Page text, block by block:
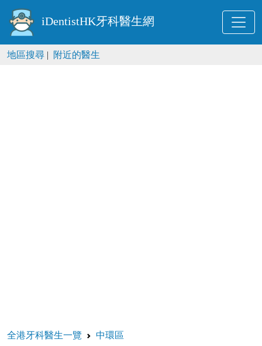
iDentistHK牙科醫生網
地區搜尋 | 附近的醫生
全港牙科醫生一覽
中環區